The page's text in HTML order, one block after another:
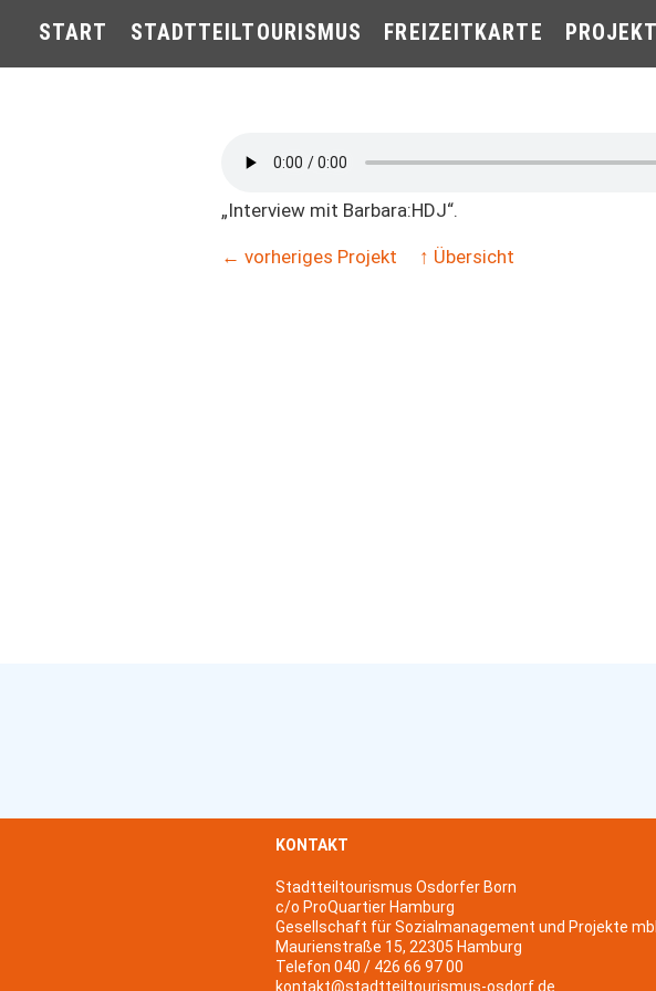
START STADTTEILTOURISMUS FREIZEITKARTE
„Interview mit Barbara:HDJ“.
← vorheriges Projekt ↑ Übersicht
KONTAKT
Stadtteiltourismus Osdorfer Born
c/o ProQuartier Hamburg
Gesellschaft für Sozialmanagement und Projekte
Maurienstraße 15, 22305 Hamburg
Telefon 040 / 426 66 97 00
kontakt@stadtteiltourismus-osdorf.de